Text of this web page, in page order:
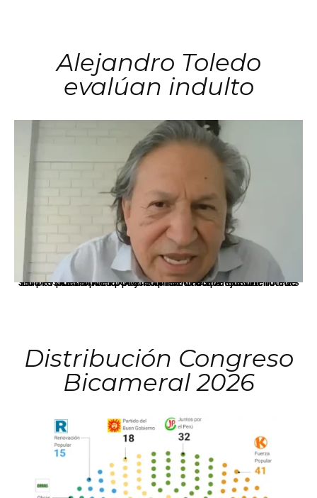
Alejandro Toledo
evalúan indulto
La presidenta Keiko Fujimori informó que la solicitud de indulto presentada por el expresidente Alejandro Toledo será evaluada por la Comisión de Gracias Presidenciales conforme al procedimiento establecido.
Distribución Congreso
Bicameral 2026